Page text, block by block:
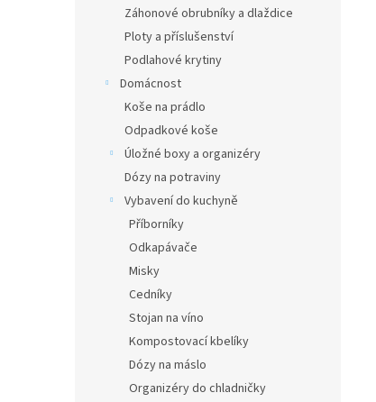
Záhonové obrubníky a dlaždice
Ploty a příslušenství
Podlahové krytiny
Domácnost
Koše na prádlo
Odpadkové koše
Úložné boxy a organizéry
Dózy na potraviny
Vybavení do kuchyně
Příborníky
Odkapávače
Misky
Cedníky
Stojan na víno
Kompostovací kbelíky
Dózy na máslo
Organizéry do chladničky